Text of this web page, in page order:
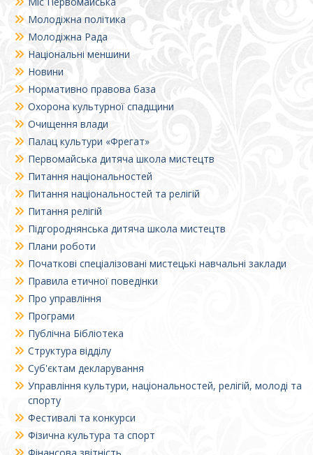
Молодіжна політика
Молодіжна Рада
Національні меншини
Новини
Нормативно правова база
Охорона культурної спадщини
Очищення влади
Палац культури «Фрегат»
Первомайська дитяча школа мистецтв
Питання національностей
Питання національностей та релігій
Питання релігій
Підгороднянська дитяча школа мистецтв
Плани роботи
Початкові спеціалізовані мистецькі навчальні заклади
Правила етичної поведінки
Про управління
Програми
Публічна Бібліотека
Структура відділу
Суб'єктам декларування
Управління культури, національностей, релігій, молоді та
спорту
Фестивалі та конкурси
Фізична культура та спорт